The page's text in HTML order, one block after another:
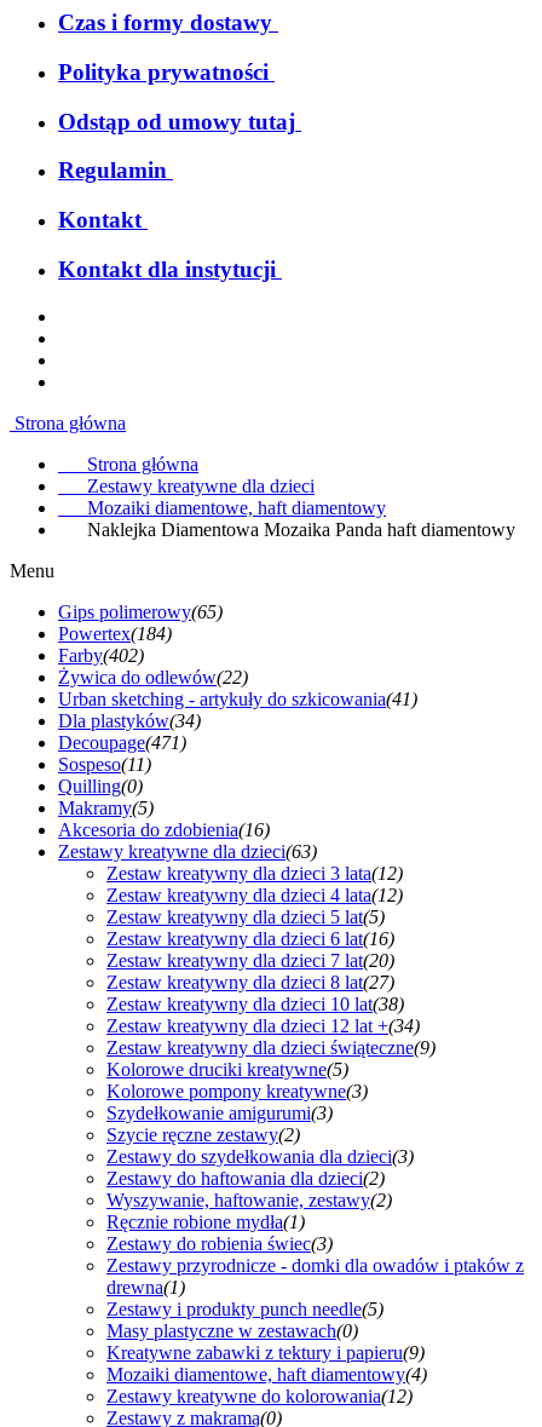
Czas i formy dostawy
Polityka prywatności
Odstąp od umowy tutaj
Regulamin
Kontakt
Kontakt dla instytucji
Strona główna
Strona główna
Zestawy kreatywne dla dzieci
Mozaiki diamentowe, haft diamentowy
Naklejka Diamentowa Mozaika Panda haft diamentowy
Menu
Gips polimerowy(65)
Powertex(184)
Farby(402)
Żywica do odlewów(22)
Urban sketching - artykuły do szkicowania(41)
Dla plastyków(34)
Decoupage(471)
Sospeso(11)
Quilling(0)
Makramy(5)
Akcesoria do zdobienia(16)
Zestawy kreatywne dla dzieci(63)
Zestaw kreatywny dla dzieci 3 lata(12)
Zestaw kreatywny dla dzieci 4 lata(12)
Zestaw kreatywny dla dzieci 5 lat(5)
Zestaw kreatywny dla dzieci 6 lat(16)
Zestaw kreatywny dla dzieci 7 lat(20)
Zestaw kreatywny dla dzieci 8 lat(27)
Zestaw kreatywny dla dzieci 10 lat(38)
Zestaw kreatywny dla dzieci 12 lat +(34)
Zestaw kreatywny dla dzieci świąteczne(9)
Kolorowe druciki kreatywne(5)
Kolorowe pompony kreatywne(3)
Szydełkowanie amigurumi(3)
Szycie ręczne zestawy(2)
Zestawy do szydełkowania dla dzieci(3)
Zestawy do haftowania dla dzieci(2)
Wyszywanie, haftowanie, zestawy(2)
Ręcznie robione mydła(1)
Zestawy do robienia świec(3)
Zestawy przyrodnicze - domki dla owadów i ptaków z
drewna(1)
Zestawy i produkty punch needle(5)
Masy plastyczne w zestawach(0)
Kreatywne zabawki z tektury i papieru(9)
Mozaiki diamentowe, haft diamentowy(4)
Zestawy kreatywne do kolorowania(12)
Zestawy z makramą(0)